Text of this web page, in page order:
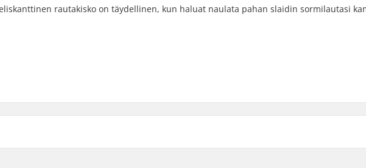
rautakisko on täydellinen, kun haluat naulata pahan slaidin sormilautasi